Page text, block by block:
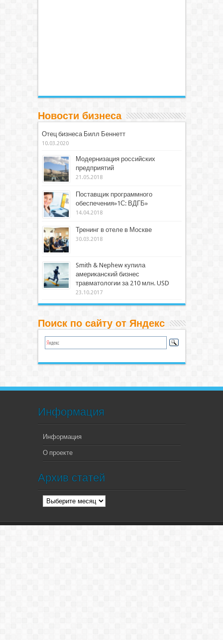
Новости бизнеса
Отец бизнеса Билл Беннетт
10.03.2020
Модернизация российских
предприятий
21.05.2018
Поставщик программного
обеспечения»1С: ВДГБ»
14.04.2018
Тренинг в отеле в Москве
30.03.2018
Smith & Nephew купила
американский бизнес
травматологии за 210 млн. USD
23.10.2017
Поиск по сайту от Яндекс
Информация
Информация
О проекте
Архив статей
Архив
статей